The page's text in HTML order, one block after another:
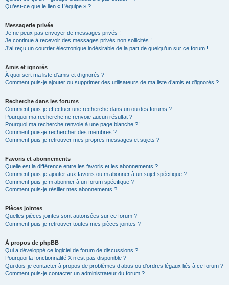
Qu’est-ce que le lien « L’équipe » ?
Messagerie privée
Je ne peux pas envoyer de messages privés !
Je continue à recevoir des messages privés non sollicités !
J’ai reçu un courrier électronique indésirable de la part de quelqu’un sur ce forum !
Amis et ignorés
À quoi sert ma liste d’amis et d’ignorés ?
Comment puis-je ajouter ou supprimer des utilisateurs de ma liste d’amis et d’ignorés ?
Recherche dans les forums
Comment puis-je effectuer une recherche dans un ou des forums ?
Pourquoi ma recherche ne renvoie aucun résultat ?
Pourquoi ma recherche renvoie à une page blanche ?!
Comment puis-je rechercher des membres ?
Comment puis-je retrouver mes propres messages et sujets ?
Favoris et abonnements
Quelle est la différence entre les favoris et les abonnements ?
Comment puis-je ajouter aux favoris ou m’abonner à un sujet spécifique ?
Comment puis-je m’abonner à un forum spécifique ?
Comment puis-je résilier mes abonnements ?
Pièces jointes
Quelles pièces jointes sont autorisées sur ce forum ?
Comment puis-je retrouver toutes mes pièces jointes ?
À propos de phpBB
Qui a développé ce logiciel de forum de discussions ?
Pourquoi la fonctionnalité X n’est pas disponible ?
Qui dois-je contacter à propos de problèmes d’abus ou d’ordres légaux liés à ce forum ?
Comment puis-je contacter un administrateur du forum ?